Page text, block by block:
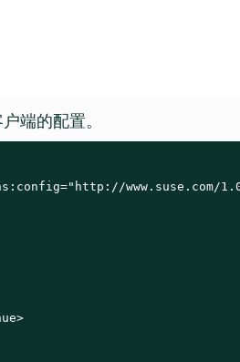
端的配置。
www.suse.com/